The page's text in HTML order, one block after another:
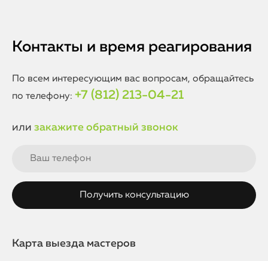
или монтажного брака. Мы ценим доверие наших
Контакты и время реагирования
По всем интересующим вас вопросам, обращайтесь
по телефону: +7 (812) 213-04-21
или закажите обратный звонок
Карта выезда мастеров